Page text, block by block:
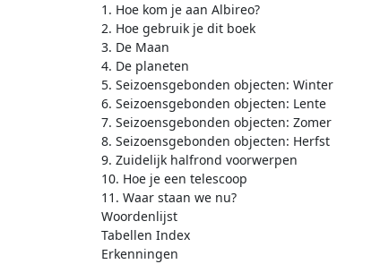
1. Hoe kom je aan Albireo?
2. Hoe gebruik je dit boek
3. De Maan
4. De planeten
5. Seizoensgebonden objecten: Winter
6. Seizoensgebonden objecten: Lente
7. Seizoensgebonden objecten: Zomer
8. Seizoensgebonden objecten: Herfst
9. Zuidelijk halfrond voorwerpen
10. Hoe je een telescoop
11. Waar staan we nu?
Woordenlijst
Tabellen Index
Erkenningen